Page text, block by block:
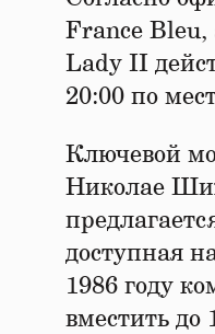
France
Lady II
20:00 по
Ключевой
Николае
доступная
1986 году
вместить до